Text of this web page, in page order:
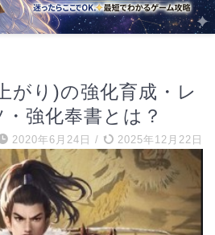
がり)の強化育成・レ
強化奉書とは？
2020年6月24日 / 2025年12月22日